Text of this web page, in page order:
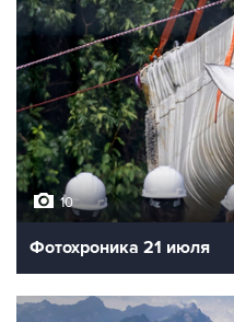
10
Фотохроника 21 июля